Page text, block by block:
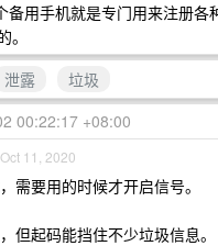
备用手机就是专门用来注册各
泄露
垃圾
00:22:17 +08:00
Oct 11, 2020
需要用的时候才开启信号。
但起码能挡住不少垃圾信息。